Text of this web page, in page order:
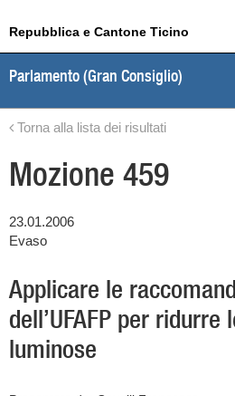
Repubblica e Cantone Ticino
Parlamento (Gran Consiglio)
Torna alla lista dei risultati
Mozione 459
23.01.2006
Evaso
Applicare le
dell’UFAFP per ridurre
luminose